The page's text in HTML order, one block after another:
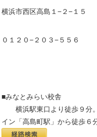
横浜市西区高島１−２−１５
０１２０−２０３−５５６
■みなとみらい校舎
横浜駅東口より徒歩９分。
イン「高島町駅」から徒歩６